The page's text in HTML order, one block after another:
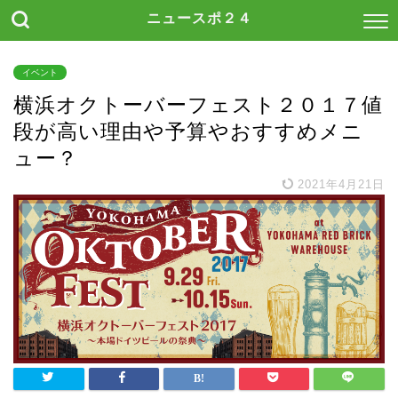
ニュースポ２４
イベント
横浜オクトーバーフェスト２０１７値
段が高い理由や予算やおすすめメニ
ュー？
2021年4月21日